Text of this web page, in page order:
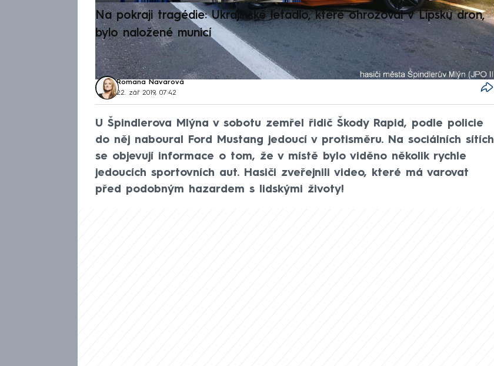
Na pokraji tragédie: Ukrajinské letadlo, které ohrožoval v Lipsku dron,
bylo naložené municí
Romana Navarová
22. zář 2019, 07:42
U Špindlerova Mlýna v sobotu zemřel řidič Škody Rapid, podle policie
do něj naboural Ford Mustang jedoucí v protisměru. Na sociálních sítích
se objevují informace o tom, že v místě bylo viděno několik rychle
jedoucích sportovních aut. Hasiči zveřejnili video, které má varovat
před podobným hazardem s lidskými životy!